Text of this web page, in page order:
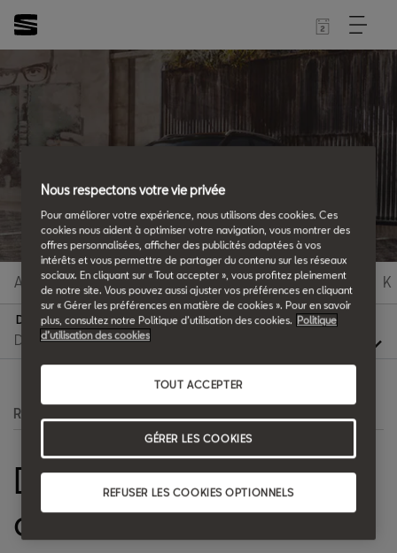
Tous les détails.
A B C D E F G H I K
D
Recherche
Détrompeur de
carburant
Nous respectons votre vie privée
Pour améliorer votre expérience, nous utilisons des cookies. Ces
cookies nous aident à optimiser votre navigation, vous montrer des
offres personnalisées, afficher des publicités adaptées à vos
intérêts et vous permettre de partager du contenu sur les réseaux
sociaux. En cliquant sur « Tout accepter », vous profitez pleinement
de notre site. Vous pouvez aussi ajuster vos préférences en cliquant
sur « Gérer les préférences en matière de cookies ». Pour en savoir
plus, consultez notre Politique d’utilisation des cookies.
Politique
d’utilisation des cookies
REFUSER LES COOKIES OPTIONNELS
TOUT ACCEPTER
GÉRER LES COOKIES